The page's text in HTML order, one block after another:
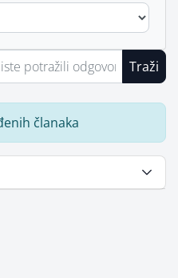
Traži
članaka